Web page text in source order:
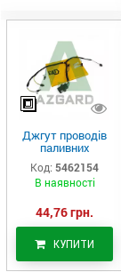
Джгут проводів
паливних
форсунок CAT
C7/C9 (546-2154)
Код: 5462154
В наявності
44,76 грн.
КУПИТИ